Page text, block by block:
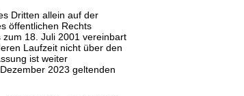
Dritten allein auf der
öffentlichen Rechts
18. Juli 2001 vereinbart
Laufzeit nicht über den
ist weiter
2023 geltenden